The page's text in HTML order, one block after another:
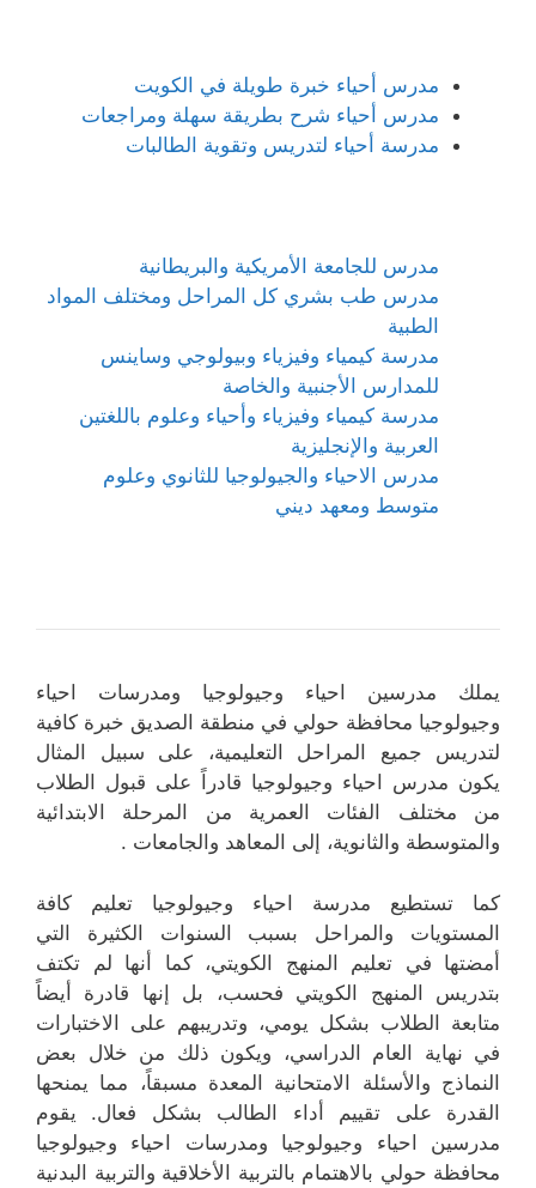
مدرس أحياء خبرة طويلة في الكويت
مدرس أحياء شرح بطريقة سهلة ومراجعات
مدرسة أحياء لتدريس وتقوية الطالبات
مدرس للجامعة الأمريكية والبريطانية
مدرس طب بشري كل المراحل ومختلف المواد
الطبية
مدرسة كيمياء وفيزياء وبيولوجي وساينس
للمدارس الأجنبية والخاصة
مدرسة كيمياء وفيزياء وأحياء وعلوم باللغتين
العربية والإنجليزية
مدرس الاحياء والجيولوجيا للثانوي وعلوم
متوسط ومعهد ديني
يملك مدرسين احياء وجيولوجيا ومدرسات احياء
وجيولوجيا محافظة حولي في منطقة الصديق خبرة كافية
لتدريس جميع المراحل التعليمية، على سبيل المثال
يكون مدرس احياء وجيولوجيا قادراً على قبول الطلاب
من مختلف الفئات العمرية من المرحلة الابتدائية
والمتوسطة والثانوية، إلى المعاهد والجامعات .
كما تستطيع مدرسة احياء وجيولوجيا تعليم كافة
المستويات والمراحل بسبب السنوات الكثيرة التي
أمضتها في تعليم المنهج الكويتي، كما أنها لم تكتف
بتدريس المنهج الكويتي فحسب، بل إنها قادرة أيضاً
متابعة الطلاب بشكل يومي، وتدريبهم على الاختبارات
في نهاية العام الدراسي، ويكون ذلك من خلال بعض
النماذج والأسئلة الامتحانية المعدة مسبقاً، مما يمنحها
القدرة على تقييم أداء الطالب بشكل فعال. يقوم
مدرسين احياء وجيولوجيا ومدرسات احياء وجيولوجيا
محافظة حولي بالاهتمام بالتربية الأخلاقية والتربية البدنية